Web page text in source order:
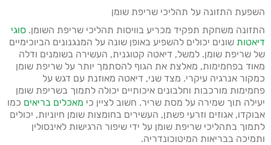
השפעת התזונה על תהליכי שריפת שומן
התזונה משחקת תפקיד מכריע בוויסות תהליכי שריפת השומן. סוגי
דיאטות שונים יכולים להשפיע באופן שונה על המנגנונים הביוכימיים
של שריפת שומן. למשל, דיאטה קטוגנית, העשירה בשומנים ודלה
מאוד בפחמימות, מאלצת את הגוף להסתמך יותר על שריפת שומן
כמקור אנרגיה עיקרי. מצד שני, דיאטה מאוזנת עם דגש על
פחמימות מורכבות וחלבונים איכותיים יכולה לתמוך בשריפת שומן
יעילה תוך שמירה על מסת שריר. חשוב לציין כי מאכלים בריאים כמו
אבוקדו, אגוזים וזרעי פשתן, העשירים בחומצות שומן חיוניות, יכולים
לתמוך בתהליכי שריפת שומן על ידי שיפור הרגישות לאינסולין
ותמיכה בבריאות המיטוכונדריה.